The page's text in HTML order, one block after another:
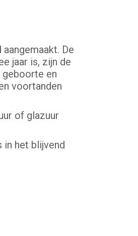
De
jaar is, zijn de
en
voortanden
of glazuur
in het blijvend